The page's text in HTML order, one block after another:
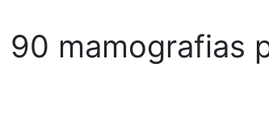
90 mamografias